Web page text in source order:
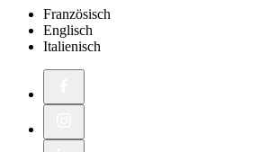
Französisch
Englisch
Italienisch